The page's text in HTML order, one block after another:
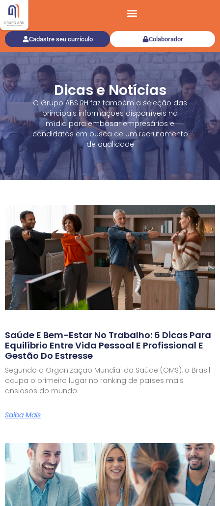
Cadastre seu currículo Colaborador
Dicas e Notícias
O Grupo ABS RH faz também a seleção das
principais informações disponíveis na
mídia para embasar empresários e
candidatos em busca de um recrutamento
de qualidade
Saúde E Bem-Estar No Trabalho: 6 Dicas Para
Equilíbrio Entre Vida Pessoal E Profissional E
Gestão Do Estresse
Segundo a Organização Mundial da Saúde (OMS), o Brasil
ocupa o primeiro lugar no ranking de países mais
ansiosos do mundo.
Saiba Mais